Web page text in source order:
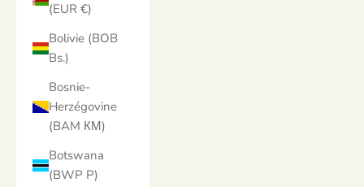
(EUR €)
Bolivie (BOB
Bs.)
Bosnie-
Herzégovine
(BAM КМ)
Botswana
(BWP P)